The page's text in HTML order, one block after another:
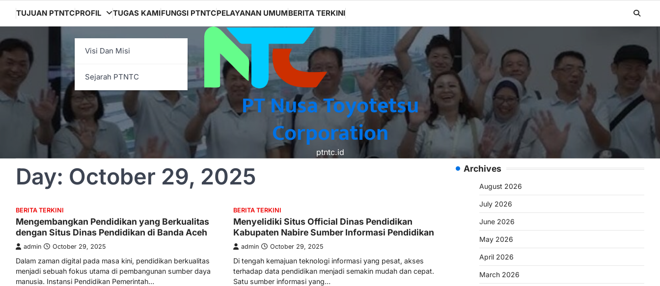
content
TUJUAN PTNTCPROFIL
Visi Dan Misi
Sejarah PTNTC
TUGAS KAMIFUNGSI PTNTCPELAYANAN UMUMBERITA TERKINI
PT Nusa Toyotetsu
Corporation
ptntc.id
Day: October 29, 2025
BERITA TERKINI
Mengembangkan Pendidikan yang Berkualitas
dengan Situs Dinas Pendidikan di Banda Aceh
admin October 29, 2025
Dalam zaman digital pada masa kini, pendidikan berkualitas
menjadi sebuah fokus utama di pembangunan sumber daya
manusia. Instansi Pendidikan Pemerintah…
BERITA TERKINI
Menyelidiki Situs Official Dinas Pendidikan
Kabupaten Nabire Sumber Informasi Pendidikan
admin October 29, 2025
Di tengah kemajuan teknologi informasi yang pesat, akses
terhadap data pendidikan menjadi semakin mudah dan cepat.
Satu sumber informasi yang…
Archives
August 2026
July 2026
June 2026
May 2026
April 2026
March 2026